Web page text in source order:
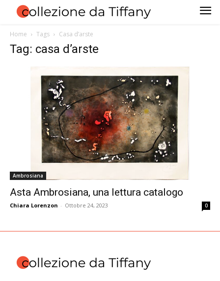
Home Tags Casa d’arste
Tag: casa d’arste
Ambrosiana
Asta Ambrosiana, una lettura catalogo
Chiara Lorenzon - Ottobre 24, 2023 0